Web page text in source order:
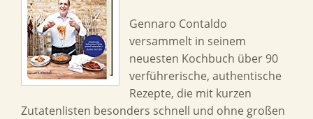
Gennaro Contaldo
versammelt in seinem
neuesten Kochbuch über 90
verführerische, authentische
Rezepte, die mit kurzen
Zutatenlisten besonders schnell und ohne großen